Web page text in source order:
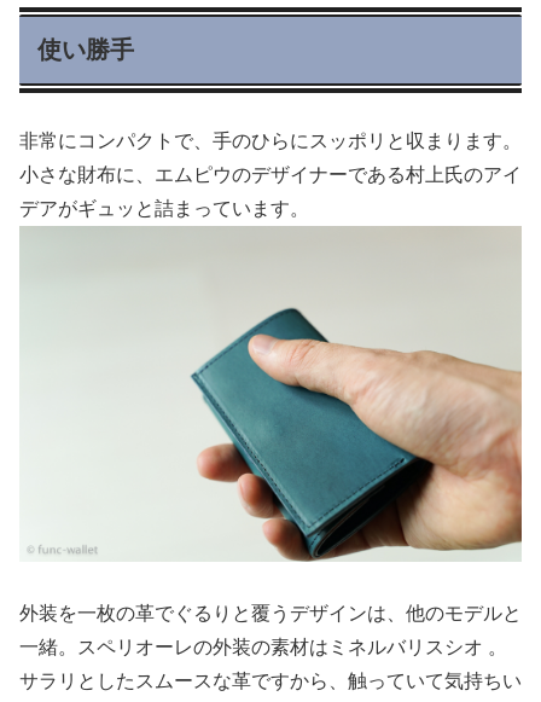
使い勝手
非常にコンパクトで、手のひらにスッポリと収まります。
小さな財布に、エムピウのデザイナーである村上氏のアイ
デアがギュッと詰まっています。
外装を一枚の革でぐるりと覆うデザインは、他のモデルと
一緒。スペリオーレの外装の素材はミネルバリスシオ 。
サラリとしたスムースな革ですから、触っていて気持ちい